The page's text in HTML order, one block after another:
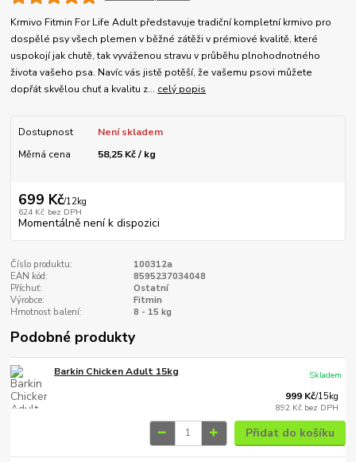
Krmivo Fitmin For Life Adult představuje tradiční kompletní krmivo pro
dospělé psy všech plemen v běžné zátěži v prémiové kvalitě, které
uspokojí jak chutě, tak vyváženou stravu v průběhu plnohodnotného
života vašeho psa. Navíc vás jistě potěší, že vašemu psovi můžete
dopřát skvělou chuť a kvalitu z... celý popis
Dostupnost
Není skladem
Měrná cena
58,25 Kč / kg
699 Kč/12kg
624 Kč bez DPH
Momentálně není k dispozici
Číslo produktu:
100312a
EAN kód:
8595237034048
Příchuť:
Ostatní
Výrobce:
Fitmin
Hmotnost balení:
8 - 15 kg
Podobné produkty
Barkin Chicken Adult 15kg
999 Kč/15kg
892 Kč bez DPH
Skladem
Přidat do košíku